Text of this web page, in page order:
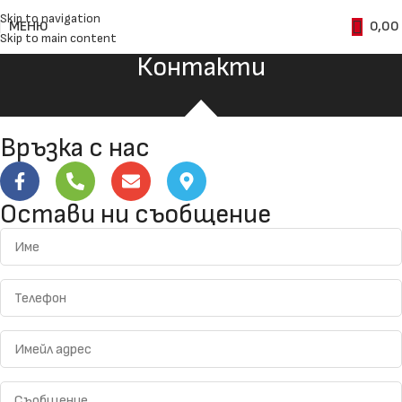
Skip to navigation
Skip to main content
МЕНЮ 0,00
Контакти
Връзка с нас
Остави ни съобщение